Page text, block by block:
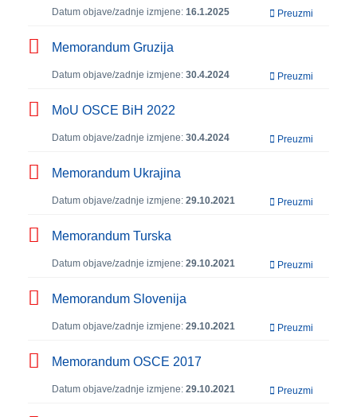
Datum objave/zadnje izmjene: 16.1.2025 Preuzmi
Memorandum Gruzija
Datum objave/zadnje izmjene: 30.4.2024 Preuzmi
MoU OSCE BiH 2022
Datum objave/zadnje izmjene: 30.4.2024 Preuzmi
Memorandum Ukrajina
Datum objave/zadnje izmjene: 29.10.2021 Preuzmi
Memorandum Turska
Datum objave/zadnje izmjene: 29.10.2021 Preuzmi
Memorandum Slovenija
Datum objave/zadnje izmjene: 29.10.2021 Preuzmi
Memorandum OSCE 2017
Datum objave/zadnje izmjene: 29.10.2021 Preuzmi